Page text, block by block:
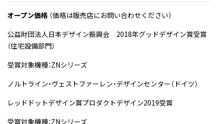
オープン価格 （価格は販売店にお問い合わせください）
公益財団法人日本デザイン振興会 2018年グッドデザイン賞受賞
（住宅設備部門）
受賞対象機種：ZNシリーズ
ノルトライン・ヴェストファーレン・デザインセンター（ドイツ）
レッドドットデザイン賞プロダクトデザイン2019受賞
受賞対象機種：ZNシリーズ